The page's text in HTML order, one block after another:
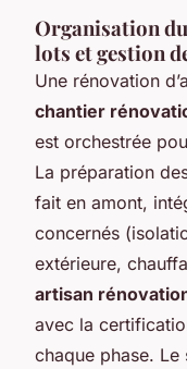
Organisation
lots et gestion
Une rénovation
chantier
est orchestrée
La préparation
fait en amont,
concernés
extérieure,
artisan
avec la
chaque phase.